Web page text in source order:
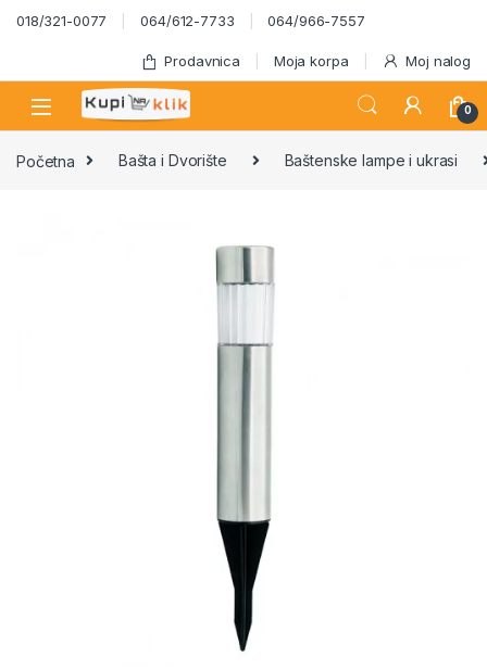
Skip to navigation
Skip to content
018/321-0077 064/612-7733 064/966-7557
Prodavnica Moja korpa Moj nalog
0
Početna Bašta i Dvorište Baštenske lampe i ukrasi